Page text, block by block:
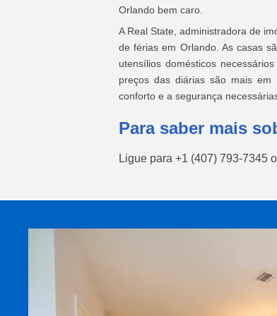
Orlando bem caro.
A Real State, administradora de
de férias em Orlando. As casas
utensílios domésticos
preços das diárias são mais
conforto e a segurança
Para saber mais
Ligue para +1 (407) 793-7345